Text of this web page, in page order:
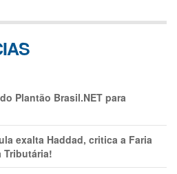
Plantão Brasil.NET para
exalta Haddad, critica a Faria
Tributária!